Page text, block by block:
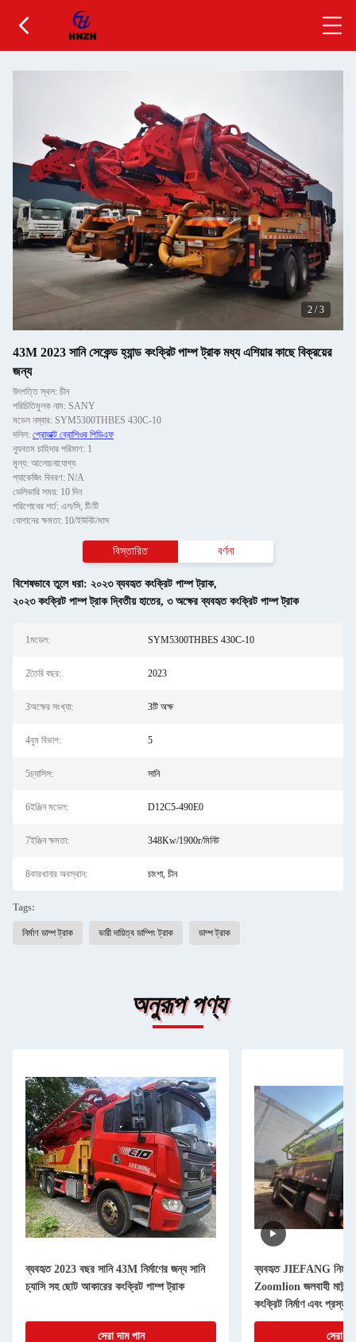
2 /3
43M 2023 সানি সেকেন্ড হ্যান্ড কংক্রিট পাম্প ট্রাক মধ্য এশিয়ার কাছে বিক্রয়ের
জন্য
উৎপত্তি স্থল: চীন
পরিচিতিমুলক নাম: SANY
মডেল নম্বার: SYM5300THBES 430C-10
দলিল: প্রোডাক্ট ব্রোশিওর পিডিএফ
ন্যূনতম চাহিদার পরিমাণ: 1
মূল্য: আলোচনাযোগ্য
প্যাকেজিং বিবরণ: N/A
ডেলিভারি সময়: 10 দিন
পরিশোধের শর্ত: এল/সি, টি/টি
যোগানের ক্ষমতা: 10/ইউনিট/মাস
বিস্তারিত বর্ণনা
বিশেষভাবে তুলে ধরা: ২০২৩ ব্যবহৃত কংক্রিট পাম্প ট্রাক,
২০২৩ কংক্রিট পাম্প ট্রাক দ্বিতীয় হাতের, ৩ অক্ষের ব্যবহৃত কংক্রিট পাম্প ট্রাক
1মডেল: SYM5300THBES 430C-10
2তৈরি বছর: 2023
3অক্ষের সংখ্যা: 3টি অক্ষ
4বুম বিভাগ: 5
5চ্যাসিস: সানি
6ইঞ্জিন মডেল: D12C5-490E0
7ইঞ্জিন ক্ষমতা: 348Kw/1900r/মিনিট
8কারখানার অবস্থান: চাংশা, চীন
Tags:
নির্মাণ ডাম্প ট্রাক ভারী দায়িত্ব ডাম্পিং ট্রাক ডাম্প ট্রাক
অনুরূপ পণ্য
ব্যবহৃত 2023 বছর সানি 43M নির্মাণের জন্য সানি
চ্যাসি সহ ছোট আকারের কংক্রিট পাম্প ট্রাক
সেরা দাম পান
ব্যবহৃত JIEFANG নির্মাণ
Zoomlion জলবাহী মাউন্ট
কংক্রিট নির্মাণ এবং
সেরা